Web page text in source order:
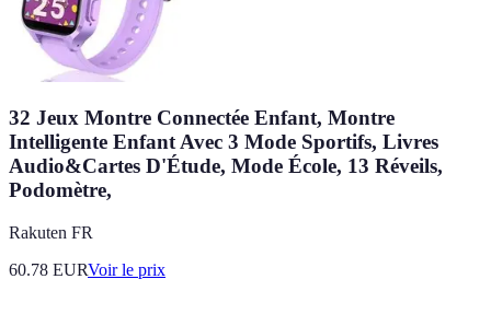
32 Jeux Montre Connectée Enfant, Montre
Intelligente Enfant Avec 3 Mode Sportifs, Livres
Audio&Cartes D'Étude, Mode École, 13 Réveils,
Podomètre,
Rakuten FR
60.78 EURVoir le prix